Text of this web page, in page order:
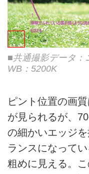
■共通撮影データ
WB：5200K
ピント位置の画
が見られるが、
の細かいエッジ
ランスになって
粗めに見える。